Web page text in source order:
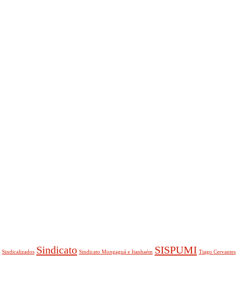
Sindicalizados Sindicato Sindicato Mongaguá e Itanhaém SISPUMI Tiago Cervantes